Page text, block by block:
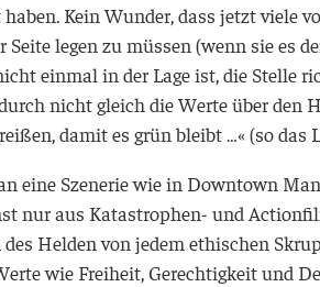
Kein Wunder, dass jetzt viele
legen zu müssen (wenn sie es
einmal in der Lage ist, die Stelle
nicht gleich die Werte über den
damit es grün bleibt …« (so
eine Szenerie wie in Downtown
nur aus Katastrophen- und
Helden von jedem ethischen
wie Freiheit, Gerechtigkeit und